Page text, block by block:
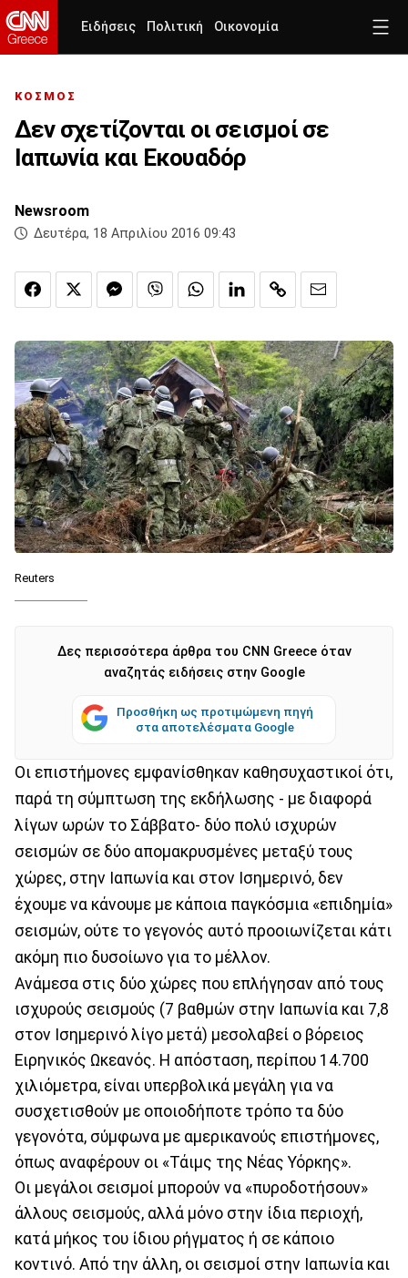
Ειδήσεις Πολιτική Οικονομία
ΚΟΣΜΟΣ
Δεν σχετίζονται οι σεισμοί σε
Ιαπωνία και Εκουαδόρ
Newsroom
Δευτέρα, 18 Απριλίου 2016 09:43
Reuters
Δες περισσότερα άρθρα του CNN Greece όταν
αναζητάς ειδήσεις στην Google
Προσθήκη ως προτιμώμενη πηγή
στα αποτελέσματα Google
Οι επιστήμονες εμφανίσθηκαν καθησυχαστικοί ότι,
παρά τη σύμπτωση της εκδήλωσης - με διαφορά
λίγων ωρών το Σάββατο- δύο πολύ ισχυρών
σεισμών σε δύο απομακρυσμένες μεταξύ τους
χώρες, στην Ιαπωνία και στον Ισημερινό, δεν
έχουμε να κάνουμε με κάποια παγκόσμια «επιδημία»
σεισμών, ούτε το γεγονός αυτό προοιωνίζεται κάτι
ακόμη πιο δυσοίωνο για το μέλλον.
Ανάμεσα στις δύο χώρες που επλήγησαν από τους
ισχυρούς σεισμούς (7 βαθμών στην Ιαπωνία και 7,8
στον Ισημερινό λίγο μετά) μεσολαβεί ο βόρειος
Ειρηνικός Ωκεανός. Η απόσταση, περίπου 14.700
χιλιόμετρα, είναι υπερβολικά μεγάλη για να
συσχετισθούν με οποιοδήποτε τρόπο τα δύο
γεγονότα, σύμφωνα με αμερικανούς επιστήμονες,
όπως αναφέρουν οι «Τάιμς της Νέας Υόρκης».
Οι μεγάλοι σεισμοί μπορούν να «πυροδοτήσουν»
άλλους σεισμούς, αλλά μόνο στην ίδια περιοχή,
κατά μήκος του ίδιου ρήγματος ή σε κάποιο
κοντινό. Από την άλλη, οι σεισμοί στην Ιαπωνία και